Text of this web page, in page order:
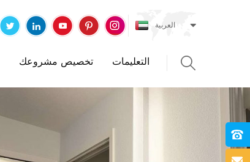
العربية
تخصيص مشروعك التعليمات